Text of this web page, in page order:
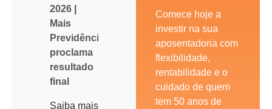
2026 |
Mais
Previdência
proclama
resultado
final
Saiba mais
Comece hoje a
investir na sua
aposentadoria com
flexibilidade,
rentabilidade e o
cuidado de quem
tem 50 anos de